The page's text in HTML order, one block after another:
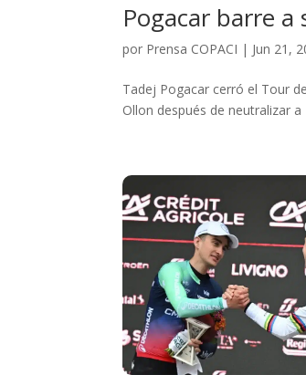
Pogacar barre
por Prensa COPACI | Jun 21,
Tadej Pogacar cerró el Tour
Ollon después de neutralizar